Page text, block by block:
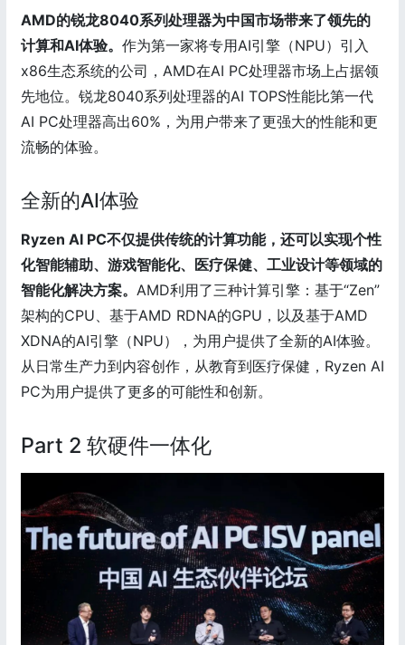
AMD的锐龙8040系列处理器为中国市场带来了领先的
计算和AI体验。 作为第一家将专用AI引擎（NPU）引入
x86生态系统的公司，AMD在AI PC处理器市场上占据领
先地位。锐龙8040系列处理器的AI TOPS性能比第一代
AI PC处理器高出60%，为用户带来了更强大的性能和更
流畅的体验。
全新的AI体验
Ryzen AI PC不仅提供传统的计算功能，还可以实现个性
化智能辅助、游戏智能化、医疗保健、工业设计等领域的
智能化解决方案。 AMD利用了三种计算引擎：基于“Zen”
架构的CPU、基于AMD RDNA的GPU，以及基于AMD
XDNA的AI引擎（NPU），为用户提供了全新的AI体验。
从日常生产力到内容创作，从教育到医疗保健，Ryzen AI
PC为用户提供了更多的可能性和创新。
Part 2 软硬件一体化